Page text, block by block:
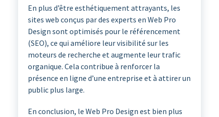
En plus d’être esthétiquement attrayants, les
sites web conçus par des experts en Web Pro
Design sont optimisés pour le référencement
(SEO), ce qui améliore leur visibilité sur les
moteurs de recherche et augmente leur trafic
organique. Cela contribue à renforcer la
présence en ligne d’une entreprise et à attirer un
public plus large.
En conclusion, le Web Pro Design est bien plus